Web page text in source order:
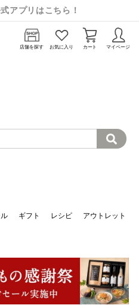
アプリはこちら！
店舗を探す お気に入り カート マイページ
ギフト レシピ アウトレット